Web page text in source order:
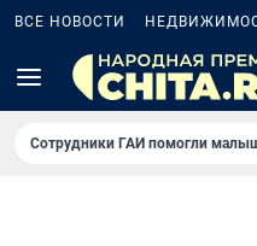
ВСЕ НОВОСТИ
Сотрудники ГАИ помогли